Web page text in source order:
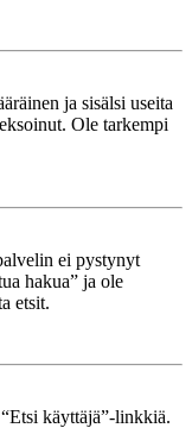
ja sisälsi useita
Ole tarkempi
ei pystynyt
hakua” ja ole
etsit.
käyttäjä”-linkkiä.